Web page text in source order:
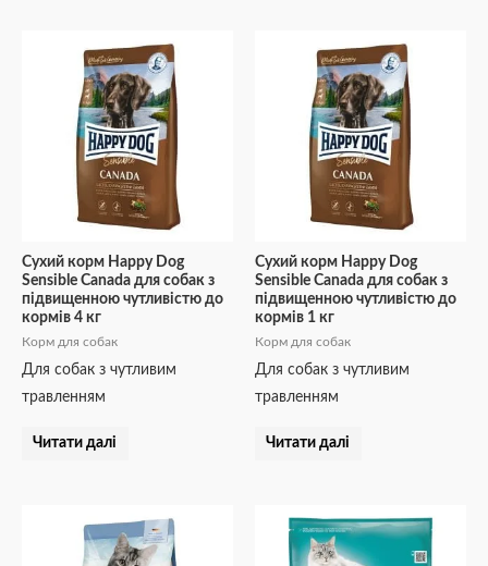
Сухий корм Happy Dog
Sensible Canada для собак з
підвищенною чутливістю до
кормів 4 кг
Корм для собак
Для собак з чутливим
травленням
Читати далі
Сухий корм Happy Dog
Sensible Canada для собак з
підвищенною чутливістю до
кормів 1 кг
Корм для собак
Для собак з чутливим
травленням
Читати далі